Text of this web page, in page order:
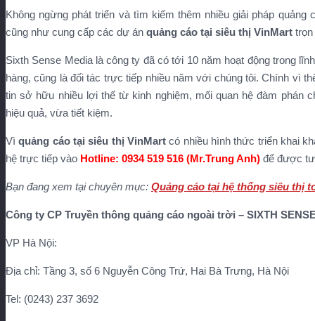
Không ngừng phát triển và tìm kiếm thêm nhiều giải pháp
cũng như cung cấp các dự án quảng cáo tại siêu thị VinMart
Sixth Sense Media là công ty đã có tới 10 năm hoạt động trong
hàng, cũng là đối tác trực tiếp nhiều năm với chúng tôi. Chính vì
tin sở hữu nhiều lợi thế từ kinh nghiệm, mối quan hệ đàm phán
hiệu quả, vừa tiết kiệm.
Vìquảng cáo tại siêu thị VinMartcó nhiều hình thức triển khai
hệ trực tiếp vào Hotline: 0934 519 516 (Mr.Trung Anh) để được tư
Bạn đang xem tại chuyên mục: Quảng cáo tại hệ thống siêu thị
Công ty CP Truyền thông quảng cáo ngoài trời – SIXTH
VP Hà Nội:
Địa chỉ: Tầng 3, số 6 Nguyễn Công Trứ, Hai Bà Trưng, Hà Nội
Tel: (0243) 237 3692